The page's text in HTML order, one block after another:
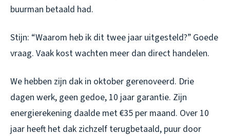
buurman betaald had.
Stijn: “Waarom heb ik dit twee jaar uitgesteld?” Goede
vraag. Vaak kost wachten meer dan direct handelen.
We hebben zijn dak in oktober gerenoveerd. Drie
dagen werk, geen gedoe, 10 jaar garantie. Zijn
energierekening daalde met €35 per maand. Over 10
jaar heeft het dak zichzelf terugbetaald, puur door